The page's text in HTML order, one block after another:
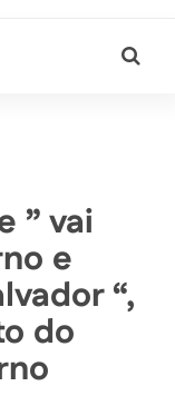
” vai
e
“,
do